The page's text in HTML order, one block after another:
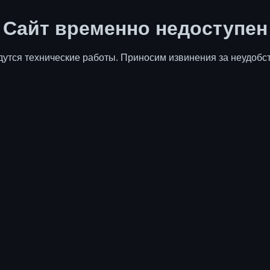
Сайт временно недоступен
технические работы. Приносим извинения за